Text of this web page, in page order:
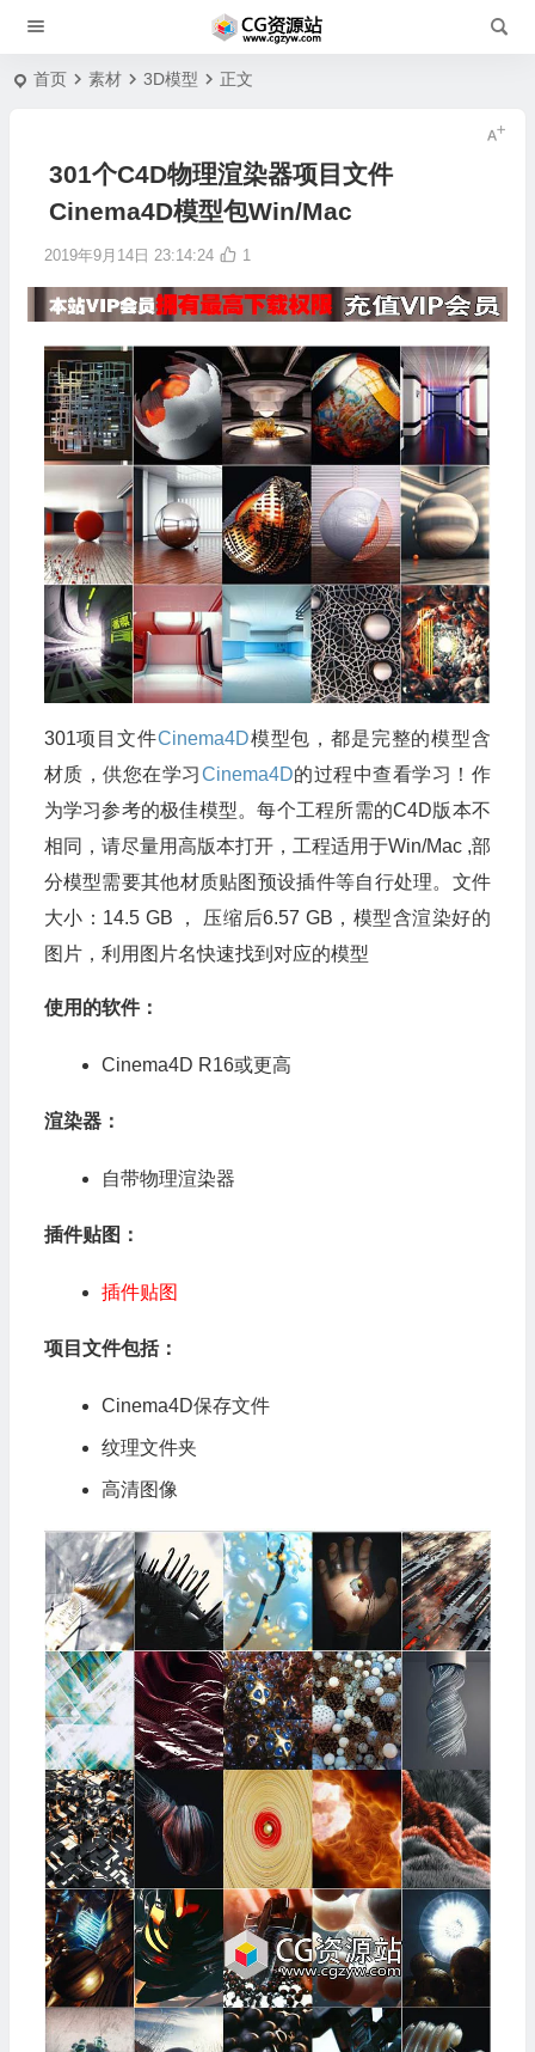
首页 素材 3D模型 正文
301个C4D物理渲染器项目文件
Cinema4D模型包Win/Mac
2019年9月14日 23:14:24 1
301项目文件Cinema4D模型包，都是完整的模型含
材质，供您在学习Cinema4D的过程中查看学习！作
为学习参考的极佳模型。每个工程所需的C4D版本不
相同，请尽量用高版本打开，工程适用于Win/Mac ,部
分模型需要其他材质贴图预设插件等自行处理。文件
大小：14.5 GB ， 压缩后6.57 GB，模型含渲染好的
图片，利用图片名快速找到对应的模型
使用的软件：
Cinema4D R16或更高
渲染器：
自带物理渲染器
插件贴图：
插件贴图
项目文件包括：
Cinema4D保存文件
纹理文件夹
高清图像